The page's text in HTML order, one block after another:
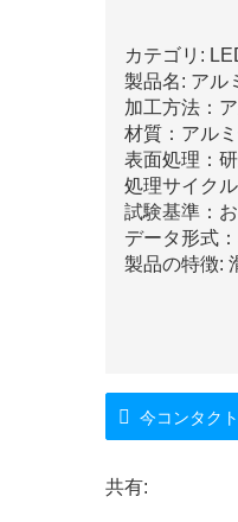
カテゴリ:
製品名: アル
加工方法：
材質：アル
表面処理：
処理サイク
試験基準：
データ形式
製品の特徴:
今コンタク
共有: